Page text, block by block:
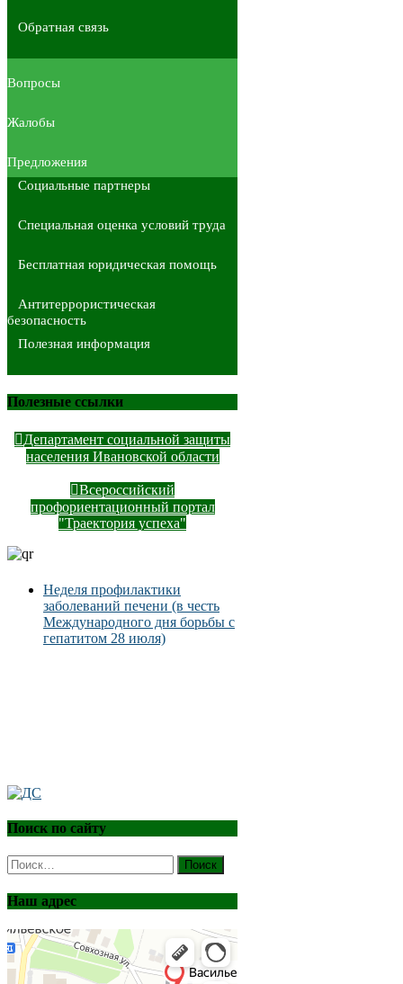
Обратная связь
Вопросы
Жалобы
Предложения
Социальные партнеры
Специальная оценка условий труда
Бесплатная юридическая помощь
Антитеррористическая
безопасность
Полезная информация
Полезные ссылки
Департамент социальной защиты
населения Ивановской области
Всероссийский
профориентационный портал
"Траектория успеха"
Неделя профилактики
заболеваний печени (в честь
Международного дня борьбы с
гепатитом 28 июля)
Поиск по сайту
Найти:
Наш адрес